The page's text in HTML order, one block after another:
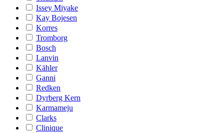
Issey Miyake
Kay Bojesen
Korres
Tromborg
Bosch
Lanvin
Kähler
Ganni
Redken
Dyrberg Kern
Karmameju
Clarks
Clinique